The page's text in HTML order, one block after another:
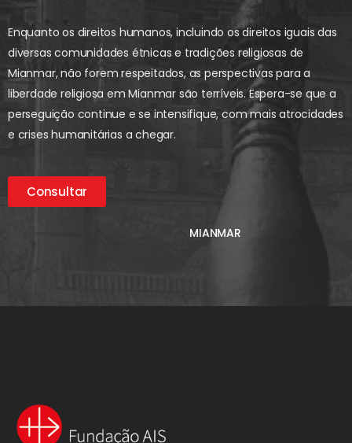
Enquanto os direitos humanos, incluindo os direitos iguais das
diversas comunidades étnicas e tradições religiosas de
Mianmar, não forem respeitados, as perspectivas para a
liberdade religiosa em Mianmar são terríveis. Espera-se que a
perseguição continue e se intensifique, com mais atrocidades
e crises humanitárias a chegar.
Consultar
MIANMAR